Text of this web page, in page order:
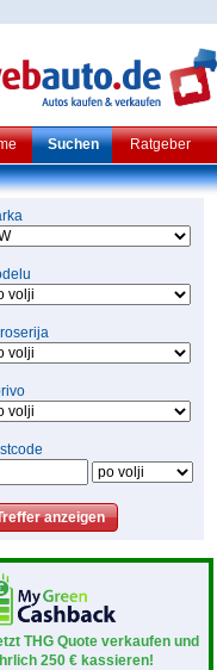
Suchen Ratgeber
THG Quote verkaufen und
250 € kassieren!